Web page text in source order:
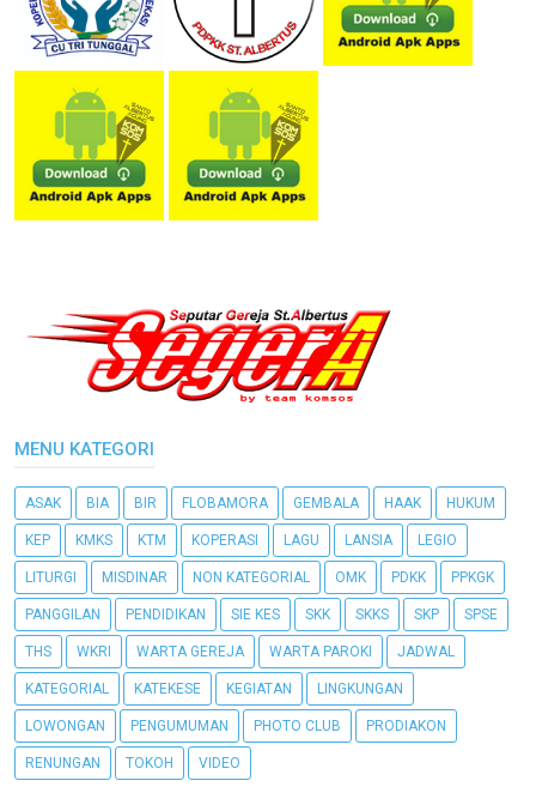
MENU KATEGORI
ASAK BIA BIR FLOBAMORA GEMBALA HAAK HUKUM
KEP KMKS KTM KOPERASI LAGU LANSIA LEGIO
LITURGI MISDINAR NON KATEGORIAL OMK PDKK PPKGK
PANGGILAN PENDIDIKAN SIE KES SKK SKKS SKP SPSE
THS WKRI WARTA GEREJA WARTA PAROKI JADWAL
KATEGORIAL KATEKESE KEGIATAN LINGKUNGAN
LOWONGAN PENGUMUMAN PHOTO CLUB PRODIAKON
RENUNGAN TOKOH VIDEO